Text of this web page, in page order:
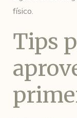
físico.
Tips